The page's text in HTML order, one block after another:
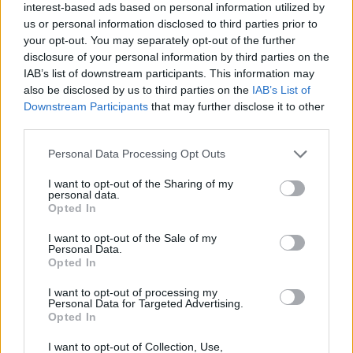
interest-based ads based on personal information utilized by
us or personal information disclosed to third parties prior to
your opt-out. You may separately opt-out of the further
disclosure of your personal information by third parties on the
IAB’s list of downstream participants. This information may
also be disclosed by us to third parties on the IAB’s List of
Downstream Participants that may further disclose it to other
Personal Data Processing Opt Outs
I want to opt-out of the Sharing of my
personal data.
Opted In
I want to opt-out of the Sale of my
Personal Data.
Opted In
I want to opt-out of processing my
Personal Data for Targeted Advertising.
Opted In
I want to opt-out of Collection, Use,
UGA Programa
Concepto
presupuestario
010 42C
620.00.05
Inversión
nueva asociada
funcionamiento
operativo de
Edificios y otras
Generales de la
Canarias 2023).
COBERTURA: PRESUPUESTO DE INGRESOS